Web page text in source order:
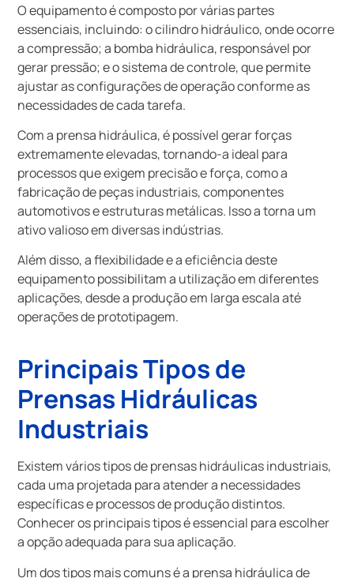
O equipamento é composto por várias partes
essenciais, incluindo: o cilindro hidráulico, onde ocorre
a compressão; a bomba hidráulica, responsável por
gerar pressão; e o sistema de controle, que permite
ajustar as configurações de operação conforme as
necessidades de cada tarefa.
Com a prensa hidráulica, é possível gerar forças
extremamente elevadas, tornando-a ideal para
processos que exigem precisão e força, como a
fabricação de peças industriais, componentes
automotivos e estruturas metálicas. Isso a torna um
ativo valioso em diversas indústrias.
Além disso, a flexibilidade e a eficiência deste
equipamento possibilitam a utilização em diferentes
aplicações, desde a produção em larga escala até
operações de prototipagem.
Principais Tipos de
Prensas Hidráulicas
Industriais
Existem vários tipos de prensas hidráulicas industriais,
cada uma projetada para atender a necessidades
específicas e processos de produção distintos.
Conhecer os principais tipos é essencial para escolher
a opção adequada para sua aplicação.
Um dos tipos mais comuns é a prensa hidráulica de